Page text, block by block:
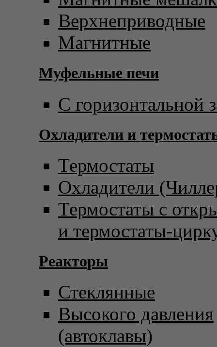
Верхнеприводные
Магнитные
Муфельные печи
С горизонтальной
Охладители и
Термостаты
Охладители
Термостаты с
и термостаты-
Реакторы
Стеклянные
Высокого давления
(автоклавы)